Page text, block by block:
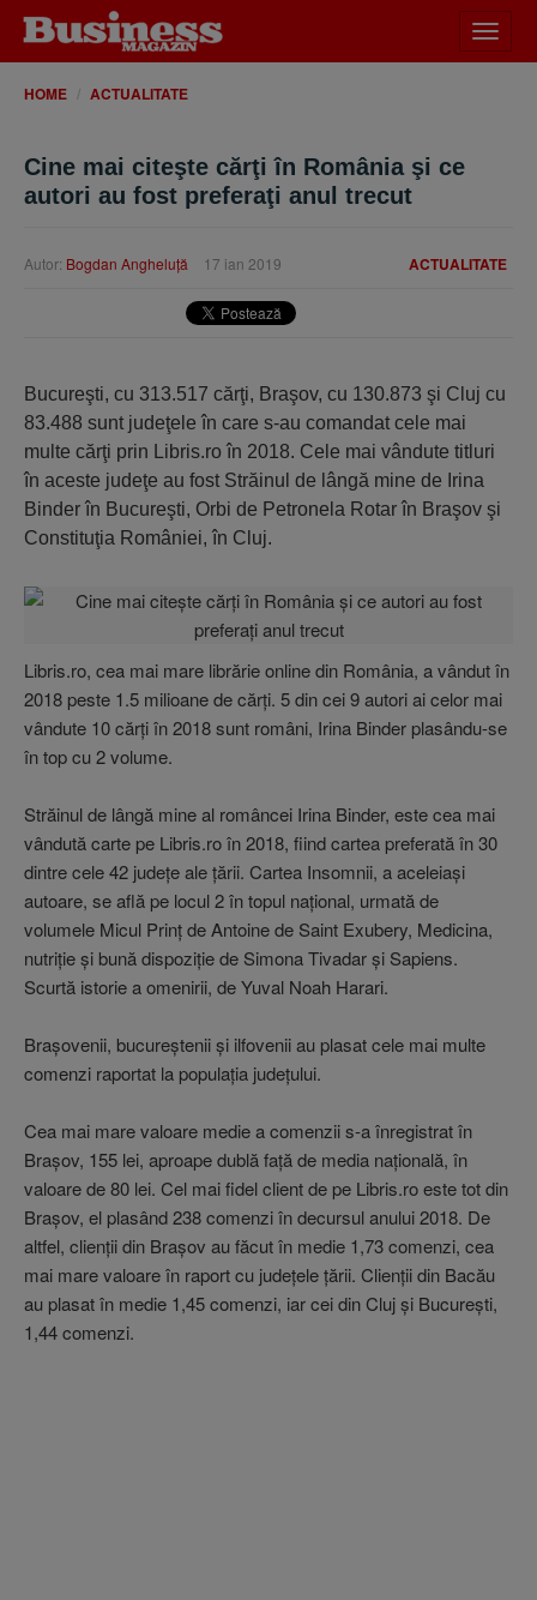
meniu
HOME ACTUALITATE
Cine mai citeşte cărţi în România şi ce
autori au fost preferaţi anul trecut
ACTUALITATE
Autor: Bogdan Angheluţă 17 ian 2019
Bucureşti, cu 313.517 cărţi, Braşov, cu 130.873 şi Cluj cu
83.488 sunt judeţele în care s-au comandat cele mai
multe cărţi prin Libris.ro în 2018. Cele mai vândute titluri
în aceste judeţe au fost Străinul de lângă mine de Irina
Binder în Bucureşti, Orbi de Petronela Rotar în Braşov şi
Constituţia României, în Cluj.
Libris.ro, cea mai mare librărie online din România, a vândut în
2018 peste 1.5 milioane de cărţi. 5 din cei 9 autori ai celor mai
vândute 10 cărţi în 2018 sunt români, Irina Binder plasându-se
în top cu 2 volume.
Străinul de lângă mine al româncei Irina Binder, este cea mai
vândută carte pe Libris.ro în 2018, fiind cartea preferată în 30
dintre cele 42 judeţe ale ţării. Cartea Insomnii, a aceleiaşi
autoare, se află pe locul 2 în topul naţional, urmată de
volumele Micul Prinţ de Antoine de Saint Exubery, Medicina,
nutriţie şi bună dispoziţie de Simona Tivadar şi Sapiens.
Scurtă istorie a omenirii, de Yuval Noah Harari.
Braşovenii, bucureştenii şi ilfovenii au plasat cele mai multe
comenzi raportat la populaţia judeţului.
Cea mai mare valoare medie a comenzii s-a înregistrat în
Braşov, 155 lei, aproape dublă faţă de media naţională, în
valoare de 80 lei. Cel mai fidel client de pe Libris.ro este tot din
Braşov, el plasând 238 comenzi în decursul anului 2018. De
altfel, clienţii din Braşov au făcut în medie 1,73 comenzi, cea
mai mare valoare în raport cu judeţele ţării. Clienţii din Bacău
au plasat în medie 1,45 comenzi, iar cei din Cluj şi Bucureşti,
1,44 comenzi.